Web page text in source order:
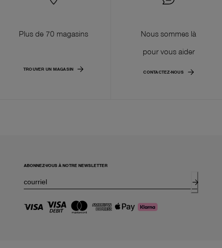
Plus de 70 magasins
TROUVER UN MAGASIN
Nous sommes là
pour vous aider
CONTACTEZ-NOUS
ABONNEZ-VOUS À NOTRE NEWSLETTER